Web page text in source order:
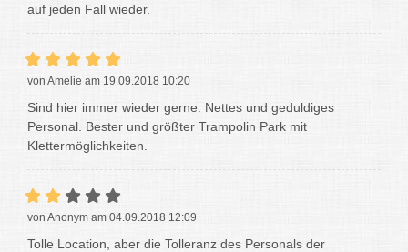
auf jeden Fall wieder.
von Amelie am 19.09.2018 10:20
Sind hier immer wieder gerne. Nettes und geduldiges
Personal. Bester und größter Trampolin Park mit
Klettermöglichkeiten.
von Anonym am 04.09.2018 12:09
Tolle Location, aber die Tolleranz des Personals der